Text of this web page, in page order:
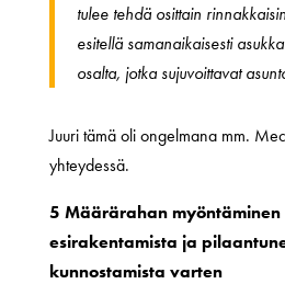
tulee tehdä osittain
esitellä samanaikaisesti
osalta, jotka sujuvoittavat
Juuri tämä oli ongelmana mm.
yhteydessä.
5 Määrärahan
esirakentamista ja
kunnostamista varten